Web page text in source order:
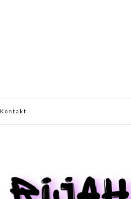
Kontakt